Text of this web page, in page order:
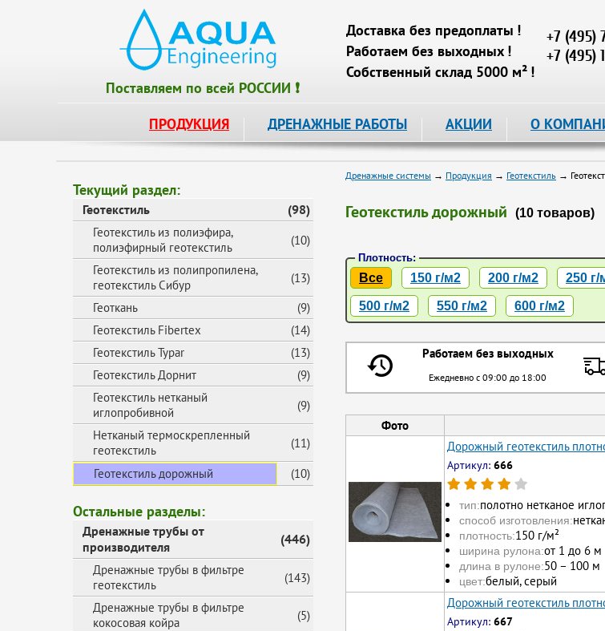
Поставляем по всей РОССИИ ❗
Доставка без предоплаты !
Работаем без выходных !
Собственный склад 5000 м² !
+7 (495)
+7 (495)
ПРОДУКЦИЯ ДРЕНАЖНЫЕ РАБОТЫ АКЦИИ О
Текущий раздел:
Геотекстиль (98)
Геотекстиль из полиэфира,
полиэфирный геотекстиль
(10)
Геотекстиль из полипропилена,
геотекстиль Сибур
(13)
Геоткань
(9)
Геотекстиль Fibertex
(14)
Геотекстиль Typar
(13)
Геотекстиль Дорнит
(9)
Геотекстиль нетканый
иглопробивной
(9)
Нетканый термоскрепленный
геотекстиль
(11)
Геотекстиль дорожный
(10)
Остальные разделы:
Дренажные трубы от
производителя
(446)
Дренажные трубы в фильтре
геотекстиль
(143)
Дренажные трубы в фильтре
кокосовая койра
(5)
Дренажные системы → Продукция → Геотекстиль →
Геотекстиль дорожный (10 товаров)
Плотность:
Все 150 г/м2 200 г/м2 250 г/
500 г/м2 550 г/м2 600 г/м2
Работаем без выходных
Ежедневно с 09:00 до 18:00
Фото
Дорожный геотекстиль
Артикул: 666
тип:полотно нетканое
способ изготовления:
плотность:150 г/м²
ширина рулона:от 1 до 6 м
длина в рулоне:50 – 100 м
цвет:белый, серый
Дорожный геотекстиль
Артикул: 667